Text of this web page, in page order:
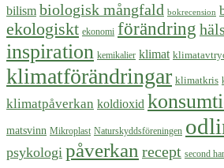
bilism biologisk mångfald bokrecension
ekologiskt ekonomi förändring
inspiration kemikalier klimat
klimatförändringar klimatkris
klimatpåverkan koldioxid
matsvinn Mikroplast Naturskyddsföreningen
psykologi påverkan recept second